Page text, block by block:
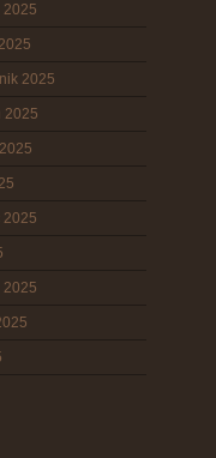
2025
2025
2025
2025
2025